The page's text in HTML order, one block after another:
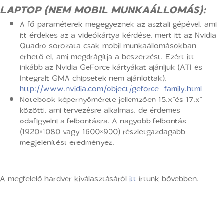
LAPTOP (NEM MOBIL MUNKAÁLLOMÁS):
A fő paraméterek megegyeznek az asztali gépével, ami
itt érdekes az a videókártya kérdése, mert itt az Nvidia
Quadro sorozata csak mobil munkaállomásokban
érhető el, ami megdrágítja a beszerzést. Ezért itt
inkább az Nvidia GeForce kártyákat ajánljuk (ATI és
Integralt GMA chipsetek nem ajánlottak).
http://www.nvidia.com/object/geforce_family.html
Notebook képernyőmérete jellemzően 15.x”és 17.x”
közötti, ami tervezésre alkalmas, de érdemes
odafigyelni a felbontásra. A nagyobb felbontás
(1920×1080 vagy 1600×900) részletgazdagabb
megjelenítést eredményez.
A megfelelő hardver kiválasztásárólitt írtunk bővebben.